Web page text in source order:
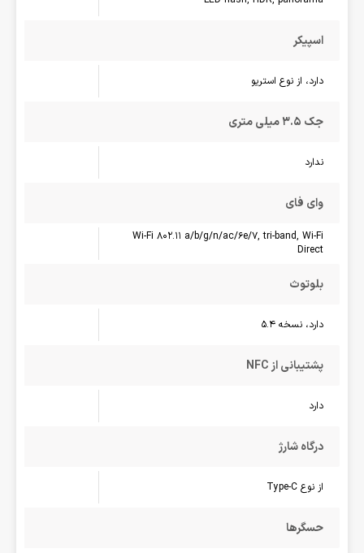
اسپیکر
دارد، از نوع استریو
جک 3.5 میلی متری
ندارد
وای فای
Wi-Fi 802.11 a/b/g/n/ac/6e/7, tri-band, Wi-Fi
Direct
بلوتوث
دارد، نسخه 5.4
پشتیبانی از NFC
دارد
درگاه شارژ
از نوع Type-C
حسگرها